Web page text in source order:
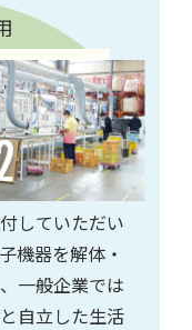
していただい
機器を解体・
一般企業では
自立した生活